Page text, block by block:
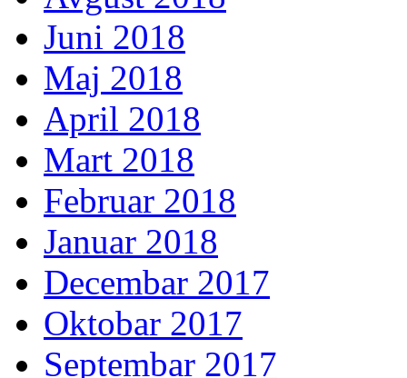
Juni 2018
Maj 2018
April 2018
Mart 2018
Februar 2018
Januar 2018
Decembar 2017
Oktobar 2017
Septembar 2017